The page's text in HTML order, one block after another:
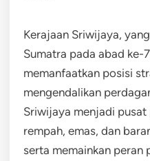
Kerajaan Sriwijaya,
Sumatra pada abad ke-
memanfaatkan posisi
mengendalikan
Sriwijaya menjadi
rempah, emas, dan
serta memainkan peran